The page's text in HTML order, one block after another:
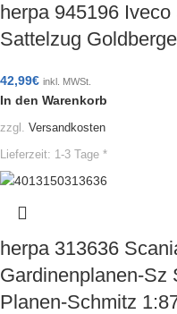
herpa 945196
Sattelzug
42,99€ inkl. MWSt.
In den Warenkorb
zzgl. Versandkosten
Lieferzeit: 1-3 Tage *
herpa 313636
Gardinenplanen-Sz
Planen-Schmitz